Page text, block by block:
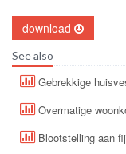
download
See also
Gebrekkige
Overmatige
Blootstelling aan